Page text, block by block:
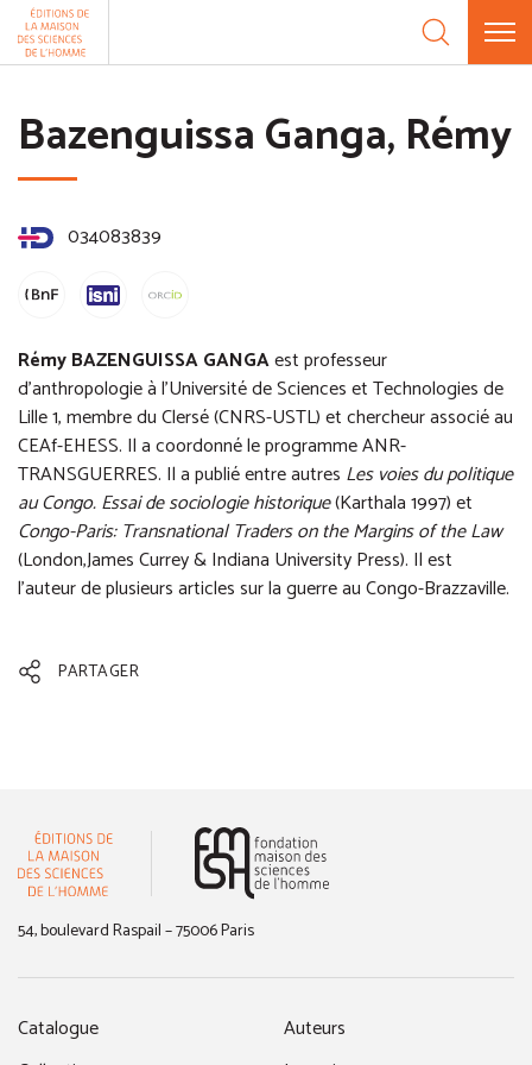
Aller au contenu
Bazenguissa Ganga, Rémy
034083839
Rémy BAZENGUISSA GANGAest professeur
d'anthropologie à l'Université de Sciences et Technologies de
Lille 1, membre du Clersé (CNRS-USTL) et chercheur associé au
CEAf-EHESS. Il a coordonné le programme ANR-
TRANSGUERRES. Il a publié entre autres Les voies du politique
au Congo. Essai de sociologie historique(Karthala 1997) et
Congo-Paris: Transnational Traders on the Margins of the Law
(London,James Currey & Indiana University Press). Il est
l'auteur de plusieurs articles sur la guerre au Congo-Brazzaville.
PARTAGER
54, boulevard Raspail – 75006 Paris
Catalogue
Auteurs
Panneau de gestion des cookies